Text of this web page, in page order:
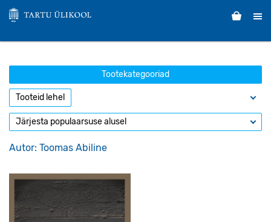
Tootekategooriad
Autor: Toomas Abiline